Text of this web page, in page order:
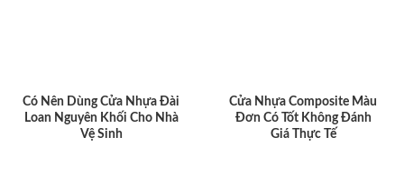
Có Nên Dùng Cửa Nhựa Đài
Loan Nguyên Khối Cho Nhà
Vệ Sinh
Cửa Nhựa Composite Màu
Đơn Có Tốt Không Đánh
Giá Thực Tế